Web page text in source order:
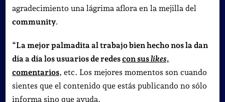
agradecimiento una lágrima aflora en la mejilla del
community.
“La mejor palmadita al trabajo bien hecho nos la dan
día a día los usuarios de redescon suslikes,
comentarios, etc. Los mejores momentos son cuando
sientes que el contenido que estás publicando no sólo
informa sino que ayuda.